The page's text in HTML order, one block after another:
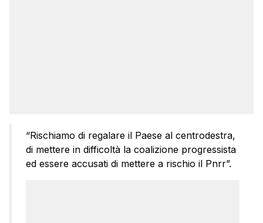
“Rischiamo di regalare il Paese al centrodestra,
di mettere in difficoltà la coalizione progressista
ed essere accusati di mettere a rischio il Pnrr”.